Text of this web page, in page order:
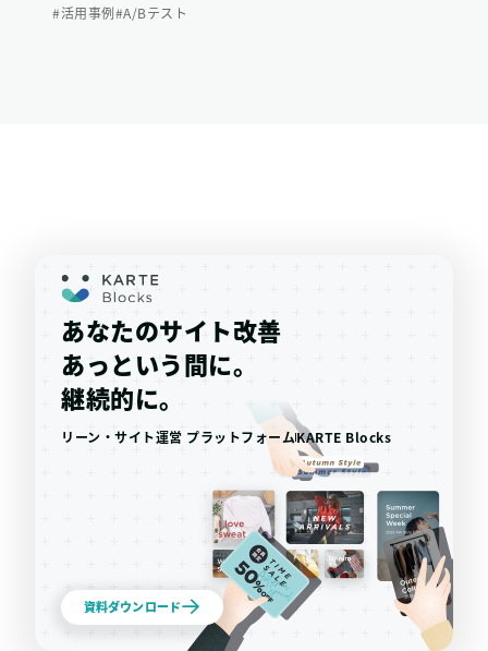
#活用事例#A/Bテスト
あなたのサイト改善
あっという間に。
継続的に。
リーン・サイト運営 プラットフォームKARTE Blocks
資料ダウンロード